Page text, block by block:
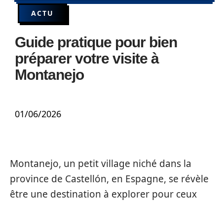
ACTU
Guide pratique pour bien
préparer votre visite à
Montanejo
01/06/2026
Montanejo, un petit village niché dans la
province de Castellón, en Espagne, se révèle
être une destination à explorer pour ceux